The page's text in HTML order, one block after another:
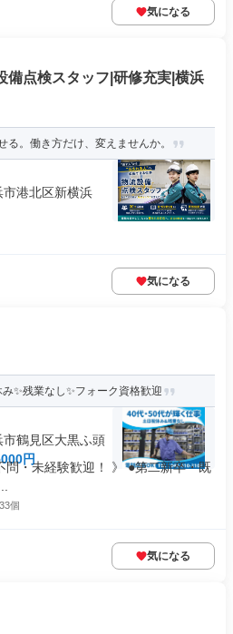
気になる
備点検スタッフ|研修充実|横浜
る。働き方だけ、変えませんか。
港北区新横浜
気になる
✨残業なし✨フォーク資格歓迎
鶴見区大黒ふ頭
円
問・未経験歓迎！ 》 ●第二新卒・既
個
気になる